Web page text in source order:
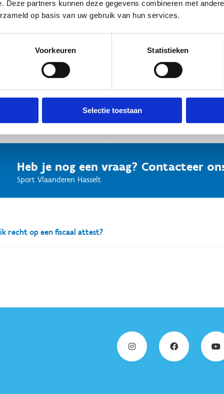
Deze partners kunnen deze gegevens combineren met
op basis van uw gebruik van hun services.
Voorkeuren Statistieken
Selectie toestaan
Vul het formulier
op en sturen de
Hoe bereik je ons
Vraag jouw privé schaatsles
Heb je nog een vraag? Contacteer
Sport Vlaanderen Hasselt
recht op een fiscaal attest?
Bij deelname aan de sportlessen heb je geen
meer informatie rond het fiscaalattest voor kinderopvang kan je
meer te weten over het fiscaal attest